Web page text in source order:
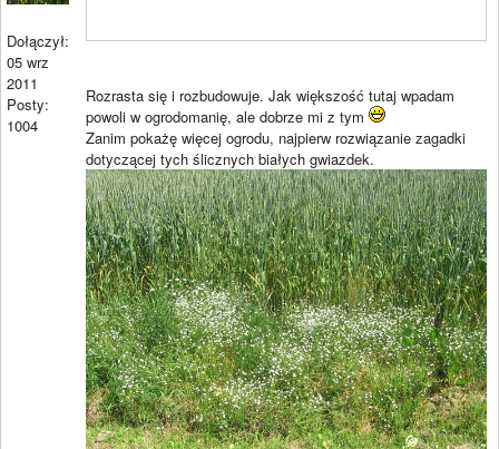
Dołączył:
05 wrz
2011
Posty:
1004
Rozrasta się i rozbudowuje. Jak większość tutaj wpadam
powoli w ogrodomanię, ale dobrze mi z tym
Zanim pokażę więcej ogrodu, najpierw rozwiązanie zagadki
dotyczącej tych ślicznych białych gwiazdek.